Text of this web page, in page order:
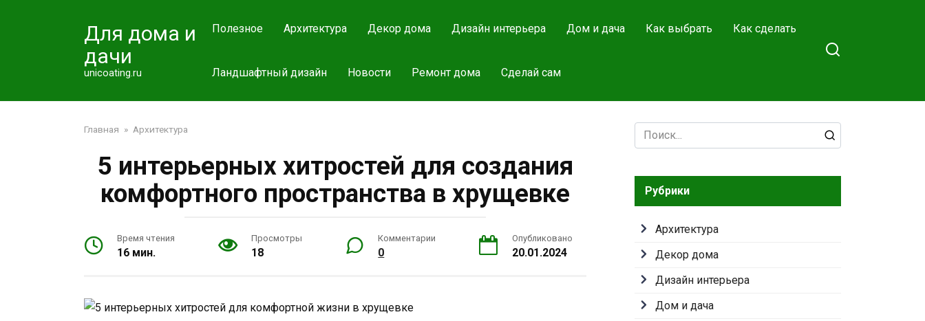
Для дома и
дачи
unicoating.ru
Полезное Архитектура Декор дома Дизайн интерьера Дом и дача Как выбрать Как сделать
Ландшафтный дизайн Новости Ремонт дома Сделай сам
Главная » Архитектура
5 интерьерных хитростей для создания
комфортного пространства в хрущевке
Время чтения
16 мин.
Просмотры
18
Комментарии
0
Опубликовано
20.01.2024
Search
for:
Рубрики
Архитектура
Декор дома
Дизайн интерьера
Дом и дача